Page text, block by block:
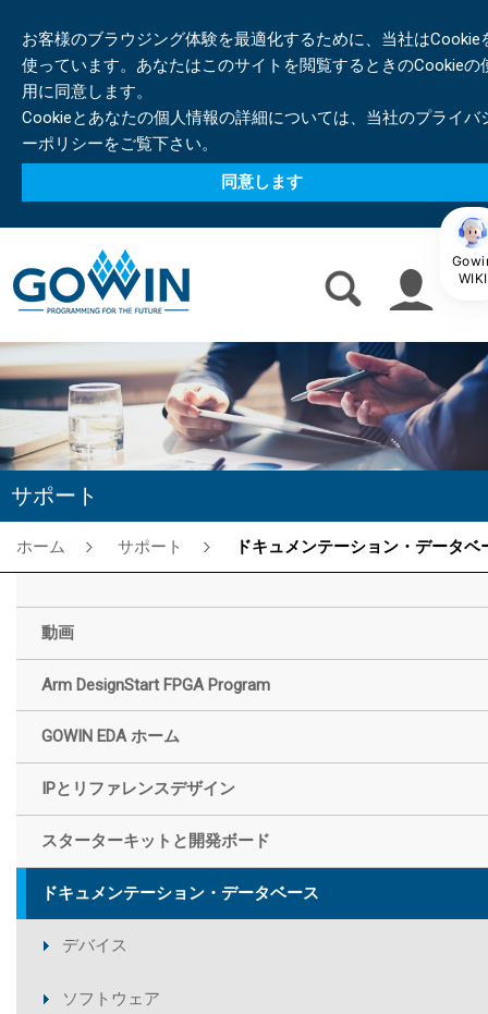
お客様のブラウジング体験を最適化するために、当社はCookie
使っています。あなたはこのサイトを閲覧するときのCookieの
用に同意します。
Cookieとあなたの個人情報の詳細については、当社のプライバ
ーポリシーをご覧下さい。
同意します
サポート
ホーム サポート ドキュメンテーション・データベー
動画
Arm DesignStart FPGA Program
GOWIN EDA ホーム
IPとリファレンスデザイン
スターターキットと開発ボード
ドキュメンテーション・データベース
デバイス
ソフトウェア
WIKI